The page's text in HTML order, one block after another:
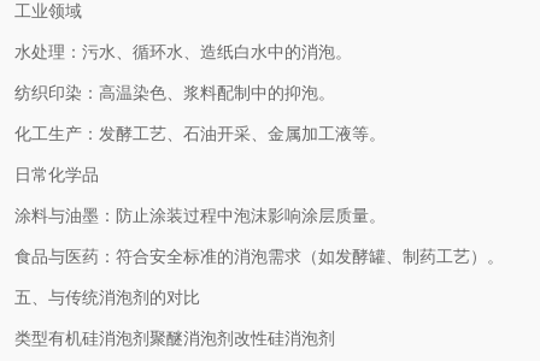
工业领域
水处理：污水、循环水、造纸白水中的消泡。
纺织印染：高温染色、浆料配制中的抑泡。
化工生产：发酵工艺、石油开采、金属加工液等。
日常化学品
涂料与油墨：防止涂装过程中泡沫影响涂层质量。
食品与医药：符合安全标准的消泡需求（如发酵罐、制药工艺）。
五、与传统消泡剂的对比
类型有机硅消泡剂聚醚消泡剂改性硅消泡剂